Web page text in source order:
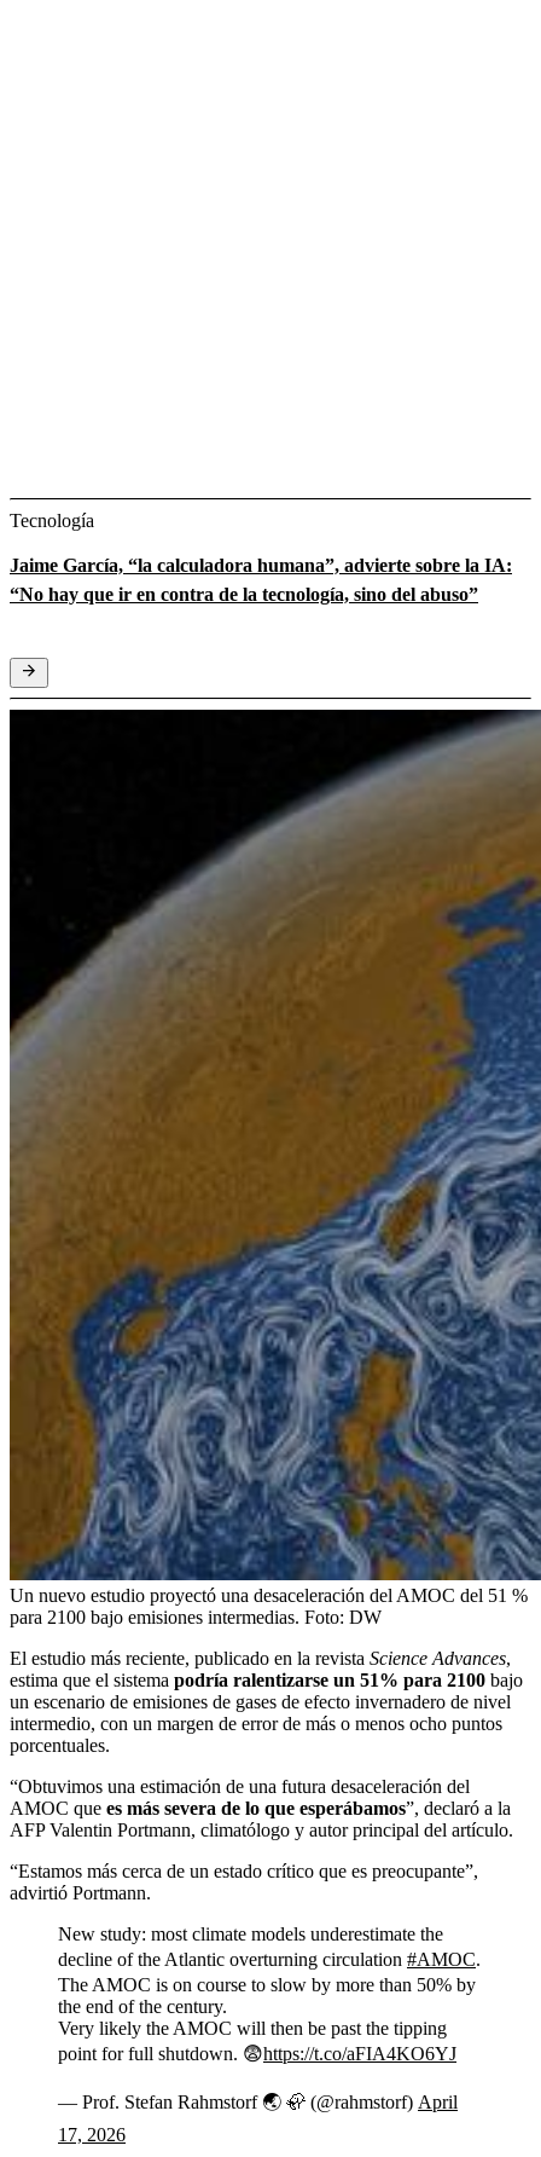
Tecnología
Jaime García, “la calculadora humana”, advierte sobre la IA:
“No hay que ir en contra de la tecnología, sino del abuso”
Un nuevo estudio proyectó una desaceleración del AMOC del 51 %
para 2100 bajo emisiones intermedias. Foto: DW
El estudio más reciente, publicado en la revista Science Advances,
estima que el sistema podría ralentizarse un 51% para 2100 bajo
un escenario de emisiones de gases de efecto invernadero de nivel
intermedio, con un margen de error de más o menos ocho puntos
porcentuales.
“Obtuvimos una estimación de una futura desaceleración del
AMOC que es más severa de lo que esperábamos”, declaró a la
AFP Valentin Portmann, climatólogo y autor principal del artículo.
“Estamos más cerca de un estado crítico que es preocupante”,
advirtió Portmann.
New study: most climate models underestimate the
decline of the Atlantic overturning circulation #AMOC.
The AMOC is on course to slow by more than 50% by
the end of the century.
Very likely the AMOC will then be past the tipping
point for full shutdown. 😨https://t.co/aFIA4KO6YJ
— Prof. Stefan Rahmstorf 🌏 🦣 (@rahmstorf) April
17, 2026